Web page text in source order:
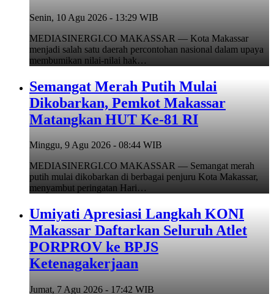
Senin, 10 Agu 2026 - 13:29 WIB
MEDIASINERGI.CO MAKASSAR — Kota Makassar
menjadi salah satu daerah percontohan nasional dalam upaya
membumikan nilai-nilai hak…
Semangat Merah Putih Mulai
Dikobarkan, Pemkot Makassar
Matangkan HUT Ke-81 RI
Minggu, 9 Agu 2026 - 08:44 WIB
MEDIASINERGI.CO MAKASSAR — Semangat merah
putih mulai dikobarkan di berbagai penjuru Kota Makassar,
menyambut peringatan Hari…
Umiyati Apresiasi Langkah KONI
Makassar Daftarkan Seluruh Atlet
PORPROV ke BPJS
Ketenagakerjaan
Jumat, 7 Agu 2026 - 17:42 WIB